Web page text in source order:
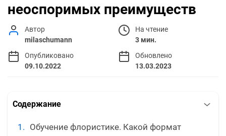
неоспоримых преимуществ
Автор
milaschumann
На чтение
3 мин.
Опубликовано
09.10.2022
Обновлено
13.03.2023
Содержание
Обучение флористике. Какой формат